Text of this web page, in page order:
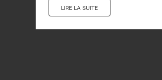
LIRE LA SUITE